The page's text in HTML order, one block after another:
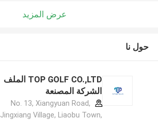
عرض المزيد
حول نا
TOP GOLF CO.,LTD الملف
الشركة المصنعة
No. 13, Xiangyuan Road,
Jingxiang Village, Liaobu Town,